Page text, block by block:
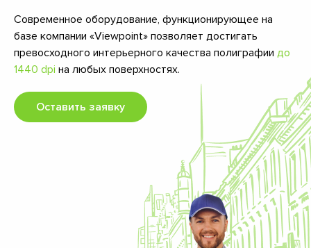
Современное оборудование, функционирующее на
базе компании «Viewpoint» позволяет достигать
превосходного интерьерного качества полиграфии до
1440 dpi на любых поверхностях.
Оставить заявку